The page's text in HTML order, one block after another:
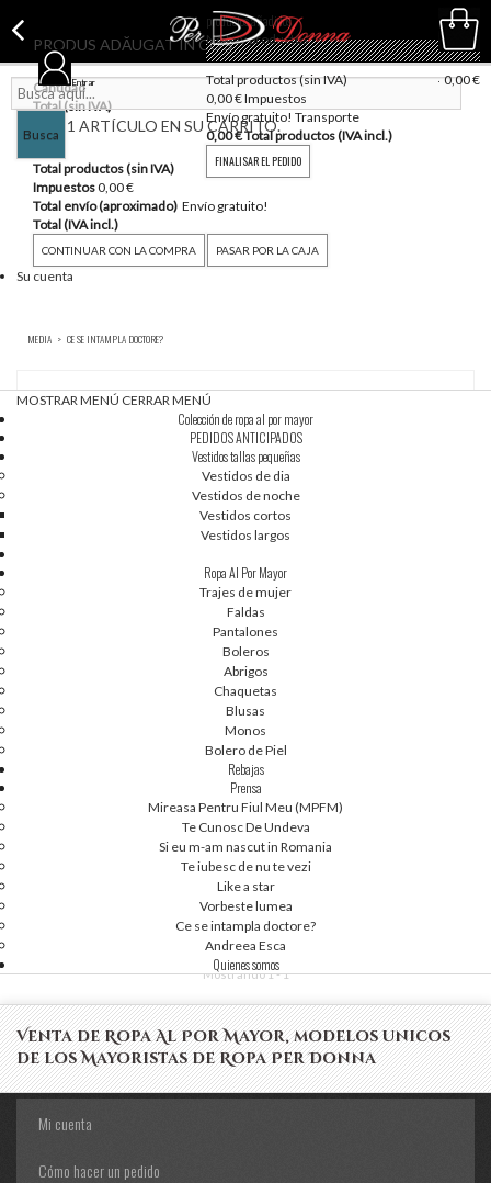
vacío
productos añadidos
No hay productos
Total productos (sin IVA)
0,00 €
0,00 €Impuestos
Envío gratuito! Transporte
0,00 €Total productos (IVA incl.)
FINALISAR EL PEDIDO
PRODUS ADĂUGAT ÎN COȘ
Cantidad
Total (sin IVA)
HAY 1 ARTÍCULO EN SU CARRITO.
Total productos (sin IVA)
Impuestos0,00 €
Total envío (aproximado) Envío gratuito!
Total (IVA incl.)
CONTINUAR CON LA COMPRA PASAR POR LA CAJA
Su cuenta
Entrar
MOSTRAR MENÚ CERRAR MENÚ
Colección de ropa al por mayor
PEDIDOS ANTICIPADOS
Vestidos tallas pequeñas
Vestidos de dia
Vestidos de noche
Vestidos cortos
Vestidos largos
Ropa Al Por Mayor
Trajes de mujer
Faldas
Pantalones
Boleros
Abrigos
Chaquetas
Blusas
Monos
Bolero de Piel
Rebajas
Prensa
Mireasa Pentru Fiul Meu (MPFM)
Te Cunosc De Undeva
Si eu m-am nascut in Romania
Te iubesc de nu te vezi
Like a star
Vorbeste lumea
Ce se intampla doctore?
Andreea Esca
Quienes somos
Busca
MEDIA > CE SE INTAMPLA DOCTORE?
Elige el tamaño
OANA CUZINO
Mostrando 1 - 1
Venta de Ropa Al Por Mayor, modelos unicos
de los Mayoristas de Ropa Per Donna
Mi cuenta
Cómo hacer un pedido